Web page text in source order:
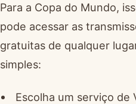
Para a Copa do Mundo,
pode acessar as
gratuitas de qualquer
simples:
Escolha um serviço de